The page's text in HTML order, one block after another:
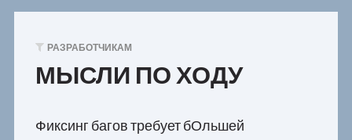
РАЗРАБОТЧИКАМ
МЫСЛИ ПО ХОДУ
Фиксинг багов требует бОльшей